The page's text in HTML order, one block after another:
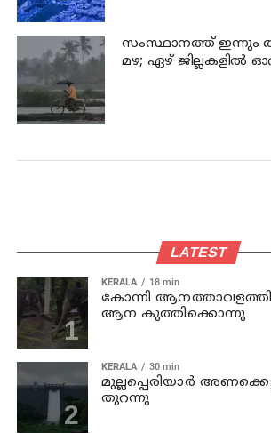
സംസ്ഥാനത്ത് ഇന്നും
മഴ; ഏഴ് ജില്ലകളില്‍
LATEST
KERALA 18 min
കോന്നി
ആന കുത്തിക്കൊന്നു
KERALA 30 min
മുല്ലപ്പെരിയാര്‍
തുറന്നു